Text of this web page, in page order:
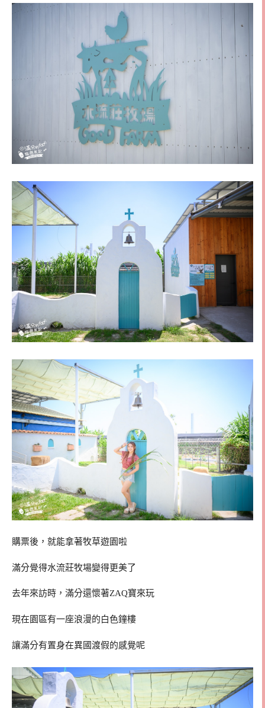
購票後，就能拿著牧草遊園啦
滿分覺得水流莊牧場變得更美了
去年來訪時，滿分還懷著ZAQ寶來玩
現在園區有一座浪漫的白色鐘樓
讓滿分有置身在異國渡假的感覺呢